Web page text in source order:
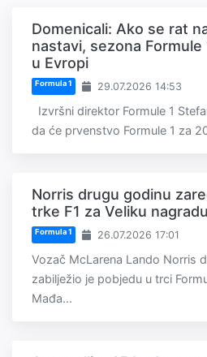
Domenicali: Ako se rat
nastavi, sezona
u Evropi
Formula 1 29.07.2026 14:53
Izvršni direktor Formule 1
da će prvenstvo Formule 1 za
Norris drugu godinu
trke F1 za Veliku
Formula 1 26.07.2026 17:01
Vozač McLarena Lando Norris
zabilježio je pobjedu u trci
Mađa...